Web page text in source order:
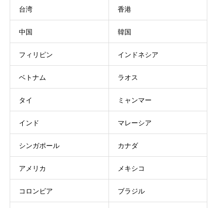
台湾 香港
中国 韓国
フィリピン インドネシア
ベトナム ラオス
タイ ミャンマー
インド マレーシア
シンガポール カナダ
アメリカ メキシコ
コロンビア ブラジル